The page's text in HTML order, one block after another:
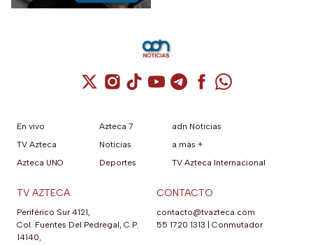
Cuenta de X / Twitter (se abre en una
Cuenta de Instagram (se abre en una
Cuenta de TikTok (se abre en
Cuenta de YouTube (se abre
Cuenta de Telegram (se
Cuenta de
Cuenta de
En vivo
TV Azteca
Azteca UNO
Azteca 7
Noticias
Deportes
adn Noticias
a más +
TV Azteca Internacional
TV AZTECA
Periférico Sur 4121,
Col. Fuentes Del Pedregal, C.P.
14140,
CONTACTO
contacto@tvazteca.com
55 1720 1313
Conmutador